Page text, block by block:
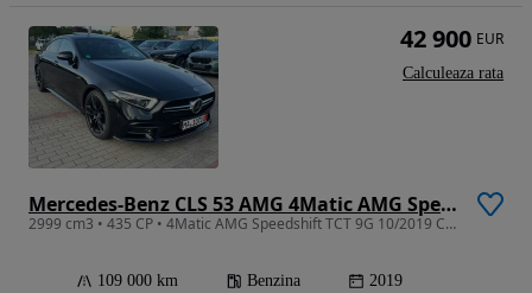
Mercedes-Benz CLS 53 AMG 4Matic AMG Speedshift TCT 9G
2999 cm3 • 435 CP • 4Matic AMG Speedshift TCT 9G 10/2019 Clima Piele Ventiatie HeadUp
109 000 km Benzina 2019
42 900 EUR
Calculeaza rata